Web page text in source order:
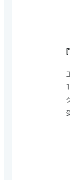
1970年代のオ
大量の電力を
代には国内から
売を終了、それ